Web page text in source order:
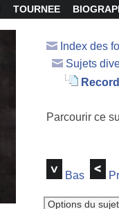
TOURNEE
Index des
Sujets
Parcourir ce
Bas